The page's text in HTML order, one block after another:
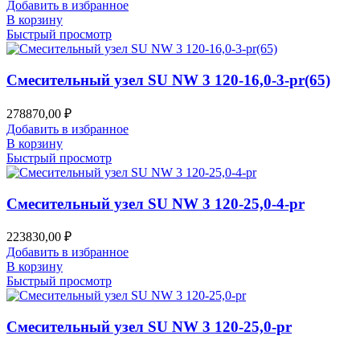
Добавить в избранное
В корзину
Быстрый просмотр
Смесительный узел SU NW 3 120-16,0-3-pr(65)
278870,00 ₽
Добавить в избранное
В корзину
Быстрый просмотр
Смесительный узел SU NW 3 120-25,0-4-pr
223830,00 ₽
Добавить в избранное
В корзину
Быстрый просмотр
Смесительный узел SU NW 3 120-25,0-pr